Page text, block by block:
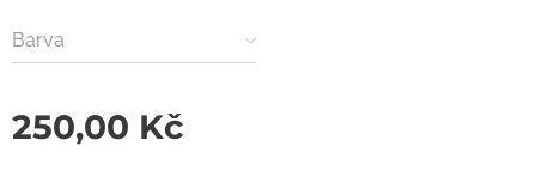
Barva
250,00 Kč